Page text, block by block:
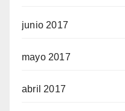
junio 2017
mayo 2017
abril 2017